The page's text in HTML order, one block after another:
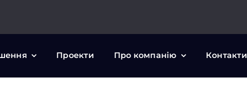
Проекти Про компанію Контакти